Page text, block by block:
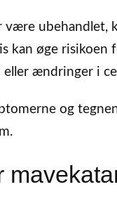
være ubehandlet,
kan øge
ændringer i
og